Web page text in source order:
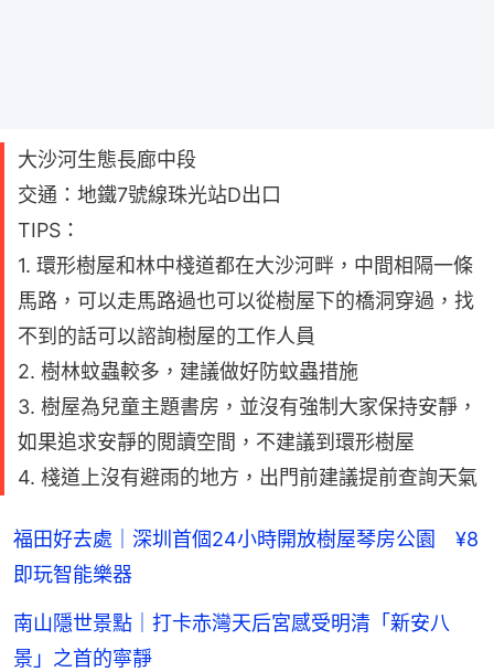
大沙河生態長廊中段
交通：地鐵7號線珠光站D出口
TIPS：
1. 環形樹屋和林中棧道都在大沙河畔，中間相隔一條
馬路，可以走馬路過也可以從樹屋下的橋洞穿過，找
不到的話可以諮詢樹屋的工作人員
2. 樹林蚊蟲較多，建議做好防蚊蟲措施
3. 樹屋為兒童主題書房，並沒有強制大家保持安靜，
如果追求安靜的閲讀空間，不建議到環形樹屋
4. 棧道上沒有避雨的地方，出門前建議提前查詢天氣
福田好去處｜深圳首個24小時開放樹屋琴房公園 ¥8
即玩智能樂器
南山隱世景點｜打卡赤灣天后宮感受明清「新安八
景」之首的寧靜